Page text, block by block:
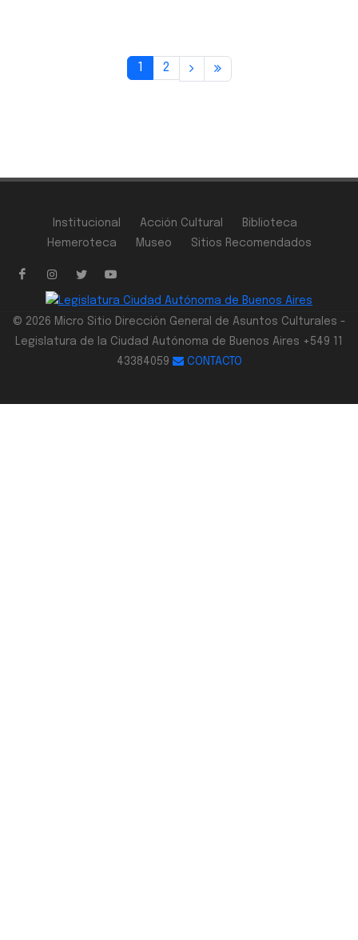
1 2
Institucional Acción Cultural
Biblioteca
Hemeroteca
Museo Sitios Recomendados
© 2026 Micro Sitio Dirección General de Asuntos Culturales -
Legislatura de la Ciudad Autónoma de Buenos Aires +549 11
43384059
CONTACTO